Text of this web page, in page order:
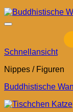
Schnellansicht
Nippes / Figuren
Buddhistische